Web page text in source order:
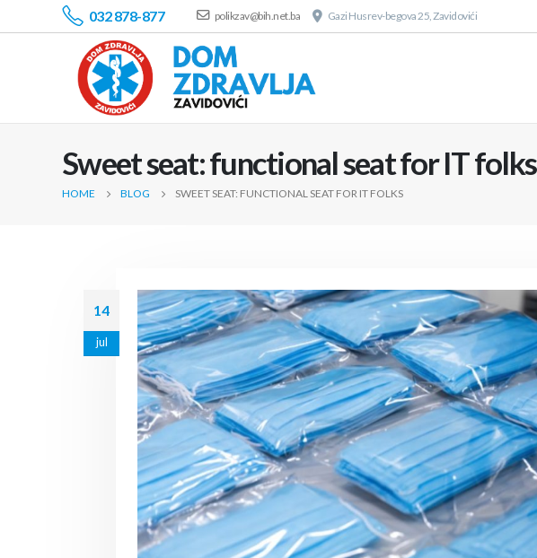
032 878-877 polikzav@bih.net.ba Gazi Husrev-begova 25, Zavidovići
Sweet seat: functional seat for IT folks
HOME BLOG SWEET SEAT: FUNCTIONAL SEAT FOR IT FOLKS
14
jul